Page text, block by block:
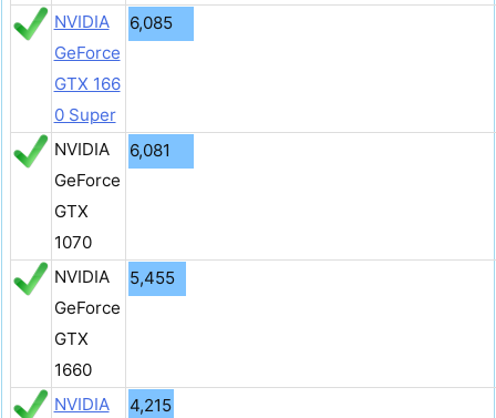
NVIDIA
GeForce
GTX 166
0 Super
6,085
NVIDIA
GeForce
GTX
1070
6,081
NVIDIA
GeForce
GTX
1660
5,455
NVIDIA
4,215